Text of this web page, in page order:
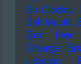
Bo Diddley
Bob Mould
Bon Iver
George
Johnson